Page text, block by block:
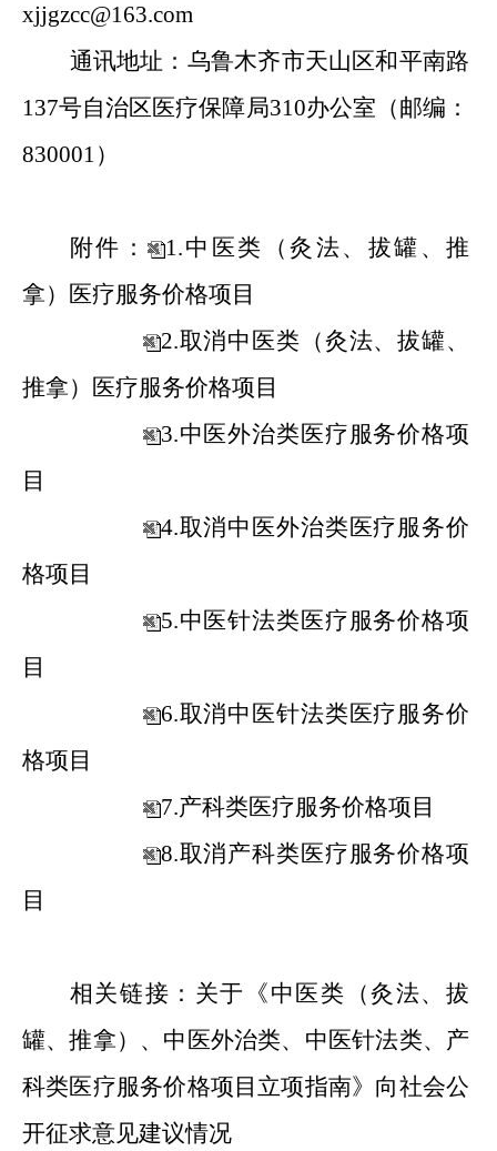
xjjgzcc@163.com
通讯地址：乌鲁木齐市天山区和平南路
137号自治区医疗保障局310办公室（邮编：
830001）
附件：
1.中医类（灸法、拔罐、推
拿）医疗服务价格项目
2.取消中医类（灸法、拔罐、
推拿）医疗服务价格项目
3.中医外治类医疗服务价格项
目
4.取消中医外治类医疗服务价
格项目
5.中医针法类医疗服务价格项
目
6.取消中医针法类医疗服务价
格项目
7.产科类医疗服务价格项目
8.取消产科类医疗服务价格项
目
相关链接： 关于《中医类（灸法、拔
罐、推拿）、中医外治类、中医针法类、产
科类医疗服务价格项目立项指南》向社会公
开征求意见建议情况